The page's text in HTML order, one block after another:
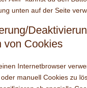
unten auf der Seite
von Cookies
Internetbrowser
manuell Cookies zu